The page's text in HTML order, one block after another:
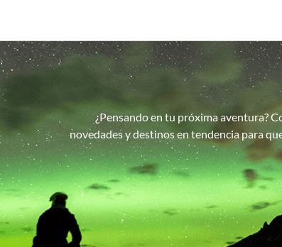
¿Pensando en tu próxima aventura?
novedades y destinos en tendencia para